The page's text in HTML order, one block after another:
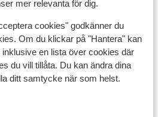
mer relevanta för dig.
cookies" godkänner du
Om du klickar på "Hantera" kan
en lista över cookies där
du vill tillåta. Du kan ändra dina
ditt samtycke när som helst.
Skidskola